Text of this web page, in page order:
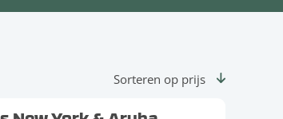
Sorteren op prijs